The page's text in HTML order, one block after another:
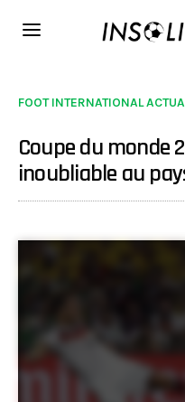
FOOT INTERNATIONAL
Coupe du monde
inoubliable au